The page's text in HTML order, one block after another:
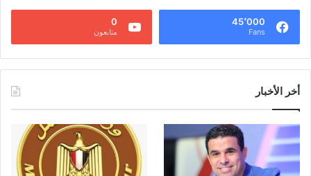
45٬000
Fans
0
متابعون
أخر الأخبار